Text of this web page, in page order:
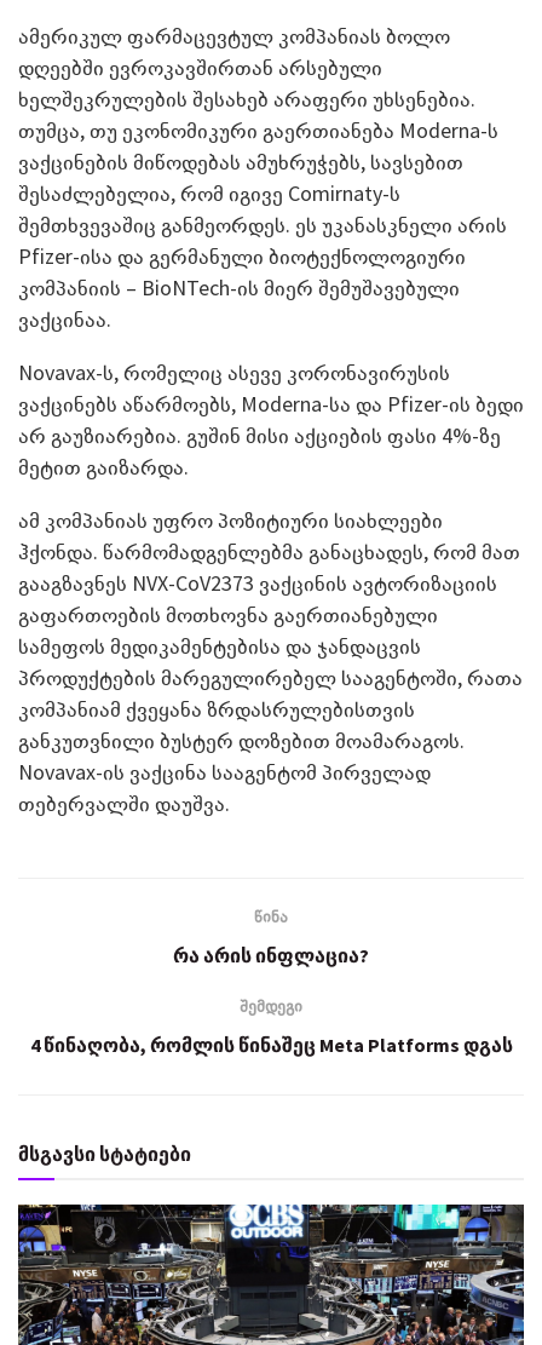
ამერიკულ ფარმაცევტულ კომპანიას ბოლო
დღეებში ევროკავშირთან არსებული
ხელშეკრულების შესახებ არაფერი უხსენებია.
თუმცა, თუ ეკონომიკური გაერთიანება Moderna-ს
ვაქცინების მიწოდებას ამუხრუჭებს, სავსებით
შესაძლებელია, რომ იგივე Comirnaty-ს
შემთხვევაშიც განმეორდეს. ეს უკანასკნელი არის
Pfizer-ისა და გერმანული ბიოტექნოლოგიური
კომპანიის – BioNTech-ის მიერ შემუშავებული
ვაქცინაა.
Novavax-ს, რომელიც ასევე კორონავირუსის
ვაქცინებს აწარმოებს, Moderna-სა და Pfizer-ის ბედი
არ გაუზიარებია. გუშინ მისი აქციების ფასი 4%-ზე
მეტით გაიზარდა.
ამ კომპანიას უფრო პოზიტიური სიახლეები
ჰქონდა. წარმომადგენლებმა განაცხადეს, რომ მათ
გააგზავნეს NVX-CoV2373 ვაქცინის ავტორიზაციის
გაფართოების მოთხოვნა გაერთიანებული
სამეფოს მედიკამენტებისა და ჯანდაცვის
პროდუქტების მარეგულირებელ სააგენტოში, რათა
კომპანიამ ქვეყანა ზრდასრულებისთვის
განკუთვნილი ბუსტერ დოზებით მოამარაგოს.
Novavax-ის ვაქცინა სააგენტომ პირველად
თებერვალში დაუშვა.
წინა
რა არის ინფლაცია?
შემდეგი
4 წინაღობა, რომლის წინაშეც Meta Platforms დგას
მსგავსი სტატიები